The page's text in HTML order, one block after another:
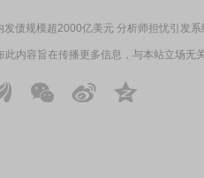
发债规模超2000亿美元 分析师担忧引发系
此内容旨在传播更多信息，与本站立场无
席连线｜东方财富证券陈果：A股再平